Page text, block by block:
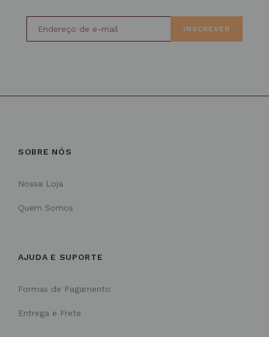
INSCREVER
SOBRE NÓS
Nossa Loja
Quem Somos
AJUDA E SUPORTE
Formas de Pagamento
Entrega e Frete